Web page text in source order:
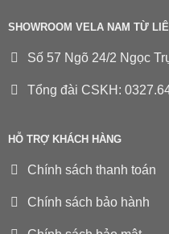
SHOWROOM VELA NAM TỪ
Số 57 Ngõ 24/2 Ngọc
Tổng đài CSKH:
HỖ TRỢ KHÁCH HÀNG
Chính sách thanh toán
Chính sách bảo hành